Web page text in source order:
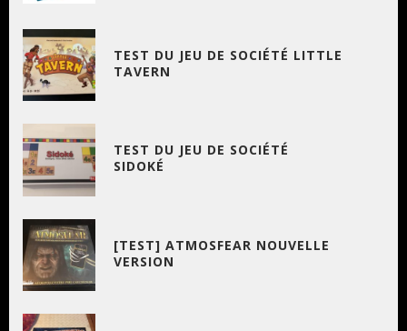
TEST DU JEU DE SOCIÉTÉ LITTLE
TAVERN
TEST DU JEU DE SOCIÉTÉ
SIDOKÉ
[TEST] ATMOSFEAR NOUVELLE
VERSION